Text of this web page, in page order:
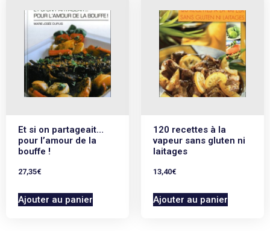
Et si on partageait…
pour l’amour de la
bouffe !
27,35€
Ajouter au panier
120 recettes à la
vapeur sans gluten ni
laitages
13,40€
Ajouter au panier